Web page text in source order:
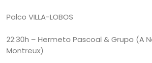
Palco VILLA-LOBOS
22:30h – Hermeto Pascoal & Grupo (A
Montreux)